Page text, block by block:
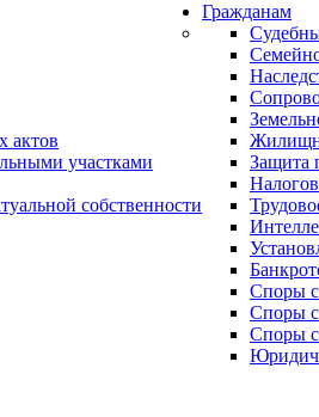
актов
участками
собственности
Гражданам
Защита
Споры
Споры
Споры